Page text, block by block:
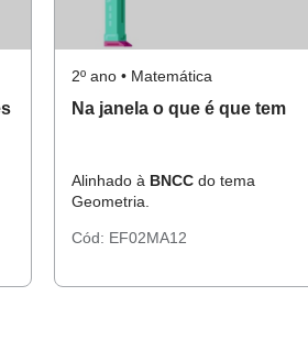
2º ano • Matemática
Na janela o que é que tem
Alinhado à BNCC do tema
Geometria.
Cód: EF02MA12